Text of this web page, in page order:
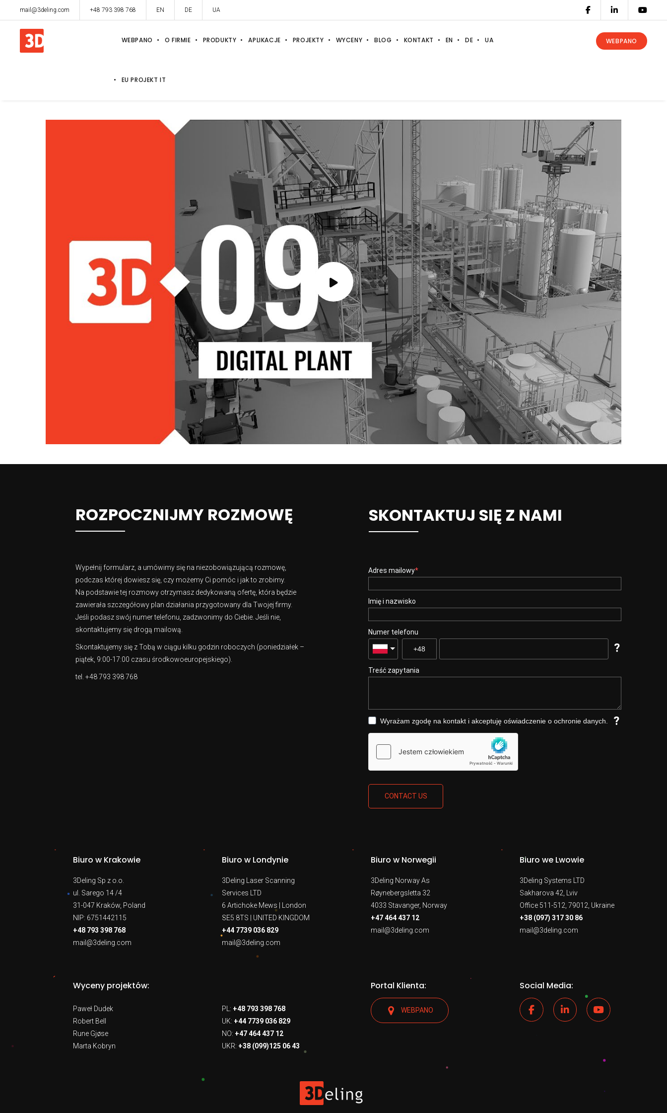
mail@3deling.com +48 793 398 768 EN DE UA
WEBPANO O FIRMIE PRODUKTY APLIKACJE PROJEKTY WYCENY BLOG KONTAKT EN DE UA
EU PROJEKT IT
WEBPANO
ROZPOCZNIJMY ROZMOWĘ
Wypełnij formularz, a umówimy się na niezobowiązującą rozmowę,
podczas której dowiesz się, czy możemy Ci pomóc i jak to zrobimy.
Na podstawie tej rozmowy otrzymasz dedykowaną ofertę, która będzie
zawierała szczegółowy plan działania przygotowany dla Twojej firmy.
Jeśli podasz swój numer telefonu, zadzwonimy do Ciebie. Jeśli nie,
skontaktujemy się drogą mailową.
Skontaktujemy się z Tobą w ciągu kilku godzin roboczych (poniedziałek –
piątek, 9:00-17:00 czasu środkowoeuropejskiego).
tel. +48 793 398 768
SKONTAKTUJ SIĘ Z NAMI
Adres mailowy
Imię i nazwisko
Numer telefonu
?
Treść zapytania
Wyrażam zgodę na kontakt i akceptuję oświadczenie o ochronie danych. ?
CONTACT US
Biuro w Krakowie
3Deling Sp z o.o.
ul. Sarego 14 /4
31-047 Kraków, Poland
NIP: 6751442115
+48 793 398 768
mail@3deling.com
Biuro w Londynie
3Deling Laser Scanning
Services LTD
6 Artichoke Mews | London
SE5 8TS | UNITED KINGDOM
+44 7739 036 829
mail@3deling.com
Biuro w Norwegii
3Deling Norway As
Røynebergsletta 32
4033 Stavanger, Norway
+47 464 437 12
mail@3deling.com
Biuro we Lwowie
3Deling Systems LTD
Sakharova 42, Lviv
Office 511-512, 79012, Ukraine
+38 (097) 317 30 86
mail@3deling.com
Wyceny projektów:
Paweł Dudek PL: +48 793 398 768
Robert Bell
UK: +44 7739 036 829
Rune Gjøse
NO: +47 464 437 12
Marta Kobryn
UKR: +38 (099)125 06 43
Portal Klienta:
WEBPANO
Social Media: